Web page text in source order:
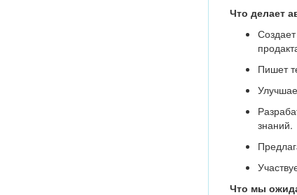
Что делает
Пишет
знаний.
Что мы